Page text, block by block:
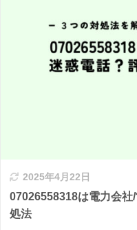
2025年4月22日
07026558318は電力会
処法